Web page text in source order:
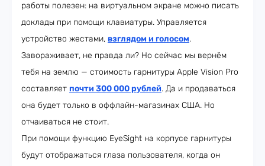
работы полезен: на виртуальном экране можно писать
доклады при помощи клавиатуры. Управляется
устройство жестами, взглядом и голосом.
Завораживает, не правда ли? Но сейчас мы вернём
тебя на землю — стоимость гарнитуры Apple Vision Pro
составляет почти 300 000 рублей. Да и продаваться
она будет только в оффлайн-магазинах США. Но
отчаиваться не стоит.
При помощи функцию EyeSight на корпусе гарнитуры
будут отображаться глаза пользователя, когда он